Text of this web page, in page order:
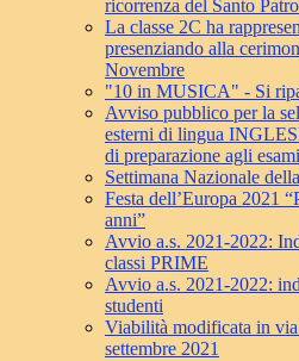
ricorrenza del Santo
La classe 2C ha
presenziando alla
Novembre
"10 in MUSICA" - Si
Avviso pubblico per la
esterni di lingua
di preparazione agli
Settimana Nazionale
Festa dell’Europa 2021
anni”
Avvio a.s. 2021-2022:
classi PRIME
Avvio a.s. 2021-2022:
studenti
Viabilità modificata in
settembre 2021